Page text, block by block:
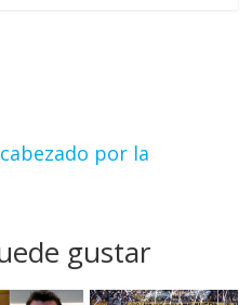
por la
gustar